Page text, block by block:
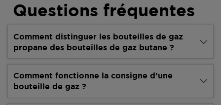
Questions fréquentes
Comment distinguer les bouteilles de gaz
propane des bouteilles de gaz butane ?
Comment fonctionne la consigne d’une
bouteille de gaz ?